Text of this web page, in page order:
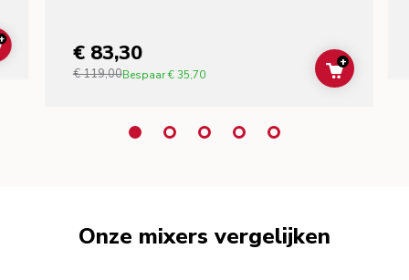
ADD TO CART€ 83,30
€ 119,00Bespaar€ 35,70 ADD TO
+
Onze mixers vergelijken